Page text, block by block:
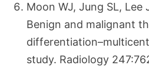
Moon WJ, Jung SL, Lee
Benign and malignant
study. Radiology